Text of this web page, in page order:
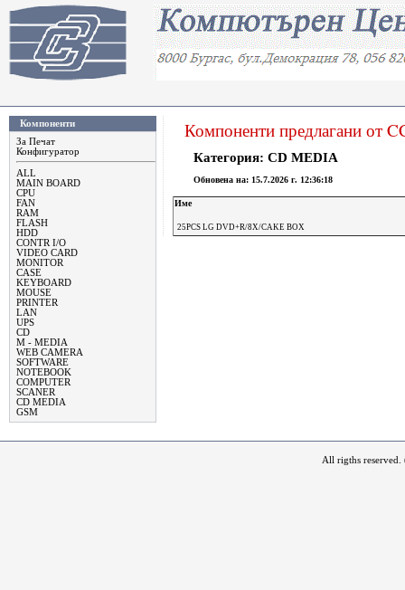
Компоненти
За Печат
Конфигуратор
ALL
MAIN BOARD
CPU
FAN
RAM
FLASH
HDD
CONTR I/O
VIDEO CARD
MONITOR
CASE
KEYBOARD
MOUSE
PRINTER
LAN
UPS
CD
M - MEDIA
WEB CAMERA
SOFTWARE
NOTEBOOK
COMPUTER
SCANER
CD MEDIA
GSM
Компоненти предлагани от
Категория: CD MEDIA
Oбновена на: 15.7.2026 г. 12:36:18
Име
25PCS LG DVD+R/8X/CAKE BOX
All rigths reserved.